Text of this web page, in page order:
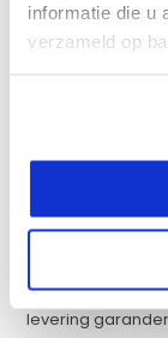
informatie die u
verzameld op
bezorging
Omdat wij een
eigen magazijn
levering